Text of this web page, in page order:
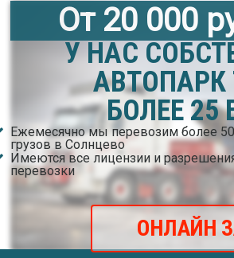
От 20 000
У НАС
АВТОПАРК
БОЛЕЕ
Ежемесячно мы перевозим более
грузов в Солнцево
Имеются все лицензии и
перевозки
ОНЛАЙН